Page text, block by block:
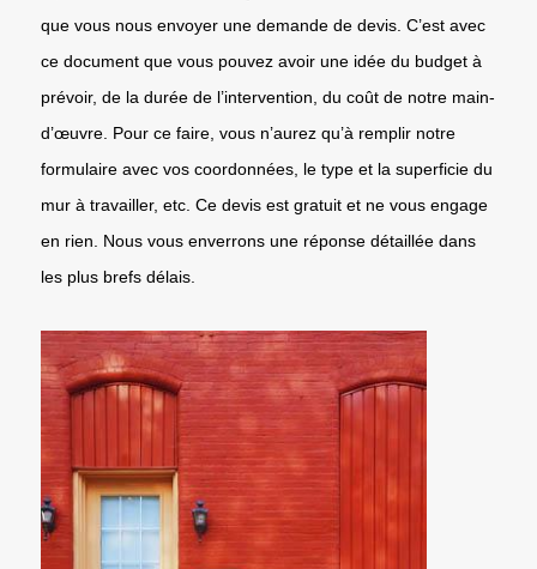
que vous nous envoyer une demande de devis. C’est avec
ce document que vous pouvez avoir une idée du budget à
prévoir, de la durée de l’intervention, du coût de notre main-
d’œuvre. Pour ce faire, vous n’aurez qu’à remplir notre
formulaire avec vos coordonnées, le type et la superficie du
mur à travailler, etc. Ce devis est gratuit et ne vous engage
en rien. Nous vous enverrons une réponse détaillée dans
les plus brefs délais.